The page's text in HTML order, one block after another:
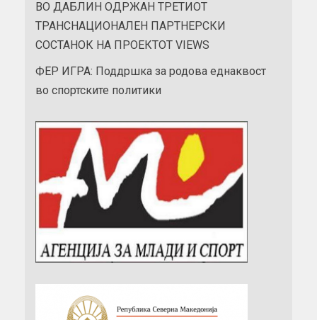
ВО ДАБЛИН ОДРЖАН ТРЕТИОТ
ТРАНСНАЦИОНАЛЕН ПАРТНЕРСКИ
СОСТАНОК НА ПРОЕКТОТ VIEWS
ФЕР ИГРА: Поддршка за родова еднаквост
во спортските политики